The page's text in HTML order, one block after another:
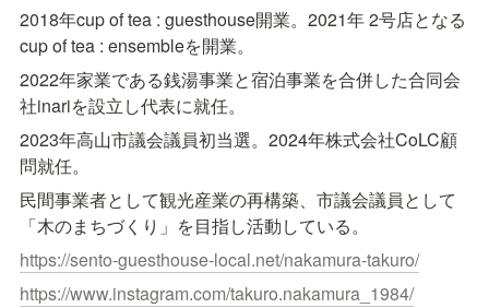
2018年cup of tea : guesthouse開業。2021年 2号店となる
cup of tea : ensembleを開業。
2022年家業である銭湯事業と宿泊事業を合併した合同会
社inariを設立し代表に就任。
2023年高山市議会議員初当選。2024年株式会社CoLC顧
問就任。
民間事業者として観光産業の再構築、市議会議員として
「木のまちづくり」を目指し活動している。
https://sento-guesthouse-local.net/nakamura-takuro/
https://www.instagram.com/takuro.nakamura_1984/